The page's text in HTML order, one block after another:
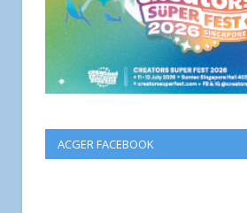
ACGER FACEBOOK